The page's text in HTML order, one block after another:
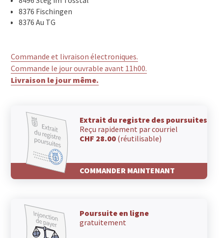
8376 Fischingen
8376 Au TG
Commande et livraison électroniques.
Commande le jour ouvrable avant 11h00.
Livraison le jour même.
Extrait du registre des poursuites
Reçu rapidement par courriel
CHF 28.00 (réutilisable)
COMMANDER MAINTENANT
Poursuite en ligne
gratuitement